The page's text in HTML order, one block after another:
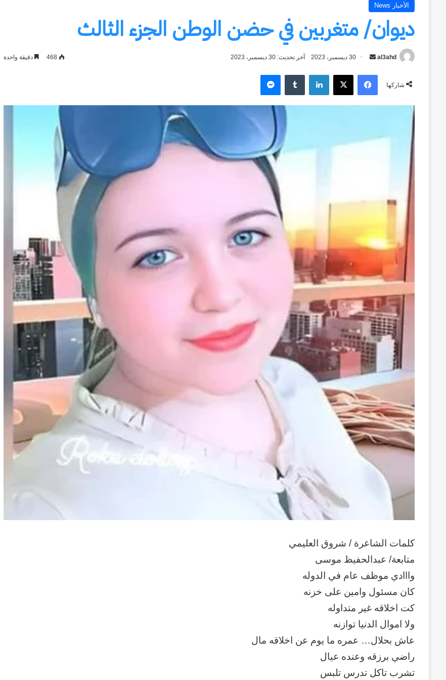
الأخبار News
ديوان/ متغربين في حضن الوطن الجزء الثالث
al3ahd
أرسل
إلكترونيا
30 ديسمبر، 2023 آخر تحديث: 30 ديسمبر، 2023 468 دقيقة واحدة
شاركها
فيسبوك‫X لينكدإن
‏Tumblr ماسنجر
كلمات الشاعرة / شروق العليمي
متابعة/ عبدالحفيظ موسى
وااادي موظف عام في الدوله
كان مسئول وامين على خزنه
كت اخلاقه غير متداوله
ولا اموال الدنيا توازنه
عاش بحلال… عمره ما يوم عن اخلاقه مال
راضي برزقه وعنده عيال
تشرب تاكل تدرس تلبس